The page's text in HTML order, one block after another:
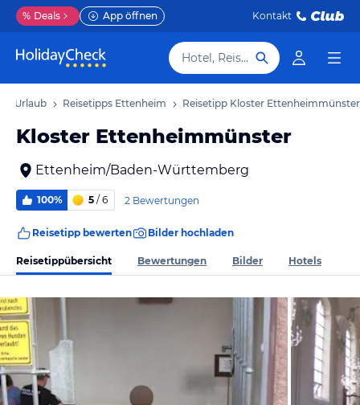
% Deals App öffnen Kontakt
Hotel, Reiseziel
Urlaub Reisetipps Ettenheim Reisetipp Kloster Ettenheimmünster
Kloster Ettenheimmünster
Ettenheim/Baden-Württemberg
100% 5 / 6 2 Bewertungen
Reisetipp bewerten Bilder hochladen
Reisetippübersicht Bewertungen Bilder Hotels